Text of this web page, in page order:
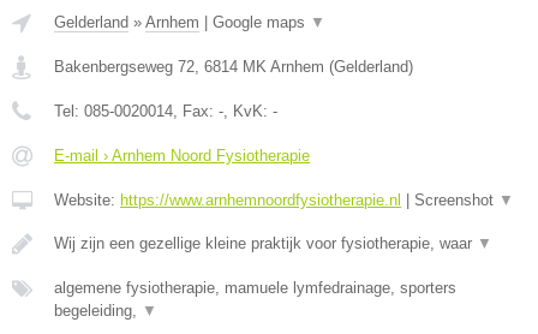
Gelderland » Arnhem Google maps ▼
Bakenbergseweg 72 6814 MK Arnhem (Gelderland)
Tel: 085-0020014 , Fax: - , KvK: -
E-mail › Arnhem Noord Fysiotherapie
Website: https://www.arnhemnoordfysiotherapie.nl Screenshot ▼
Wij zijn een gezellige kleine praktijk voor fysiotherapie, waar ▼
algemene fysiotherapie, mamuele lymfedrainage, sporters
begeleiding,
▼